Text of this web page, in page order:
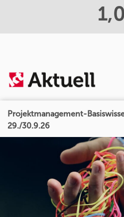
1,0
Projektmanagement-
29./30.9.26